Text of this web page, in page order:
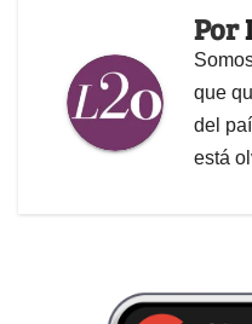
Por
que
del
está